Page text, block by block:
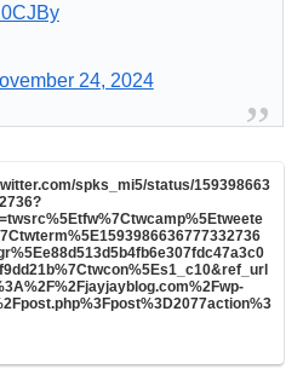
24, 2024
spks_mi5/status/159398663